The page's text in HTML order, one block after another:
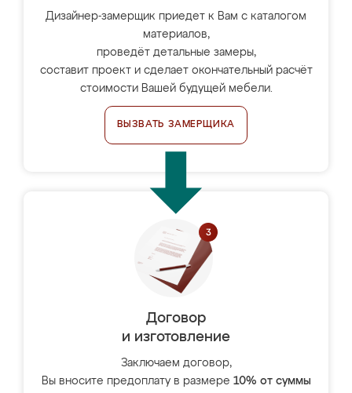
Дизайнер-замерщик приедет к Вам с каталогом
материалов,
проведёт детальные замеры,
составит проект и сделает окончательный расчёт
стоимости Вашей будущей мебели.
ВЫЗВАТЬ ЗАМЕРЩИКА
Договор
и изготовление
Заключаем договор,
Вы вносите предоплату в размере 10% от суммы